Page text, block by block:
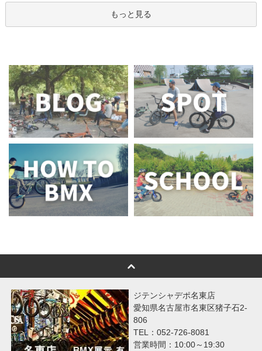
もっと見る
ジテンシャデポ名東店
愛知県名古屋市名東区猪子石2-
806
TEL：052-726-8081
営業時間：10:00～19:30